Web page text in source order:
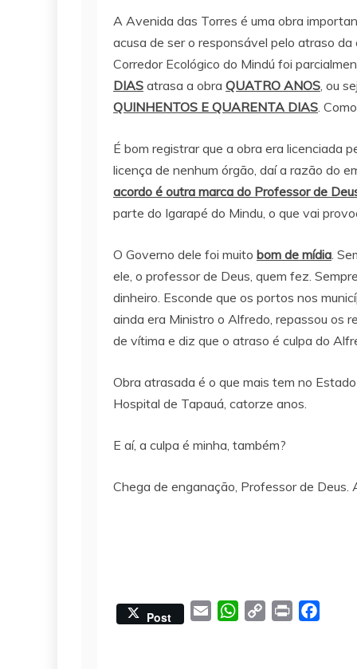
A Avenida das Torres é uma obra
acusa de ser o responsável pelo atraso
Corredor Ecológico do Mindú foi
DIAS atrasa a obra QUATRO ANOS, ou
QUINHENTOS E QUARENTA DIAS.
É bom registrar que a obra era licenciada
licença de nenhum órgão, daí a razão do
acordo é outra marca do Professor de
parte do Igarapé do Mindu, o que vai
O Governo dele foi muito bom de mídia.
ele, o professor de Deus, quem fez.
dinheiro. Esconde que os portos nos
ainda era Ministro o Alfredo, repassou os
de vítima e diz que o atraso é culpa do
Obra atrasada é o que mais tem no
Hospital de Tapauá, catorze anos.
E aí, a culpa é minha, também?
Chega de enganação, Professor de Deus.
Post
W